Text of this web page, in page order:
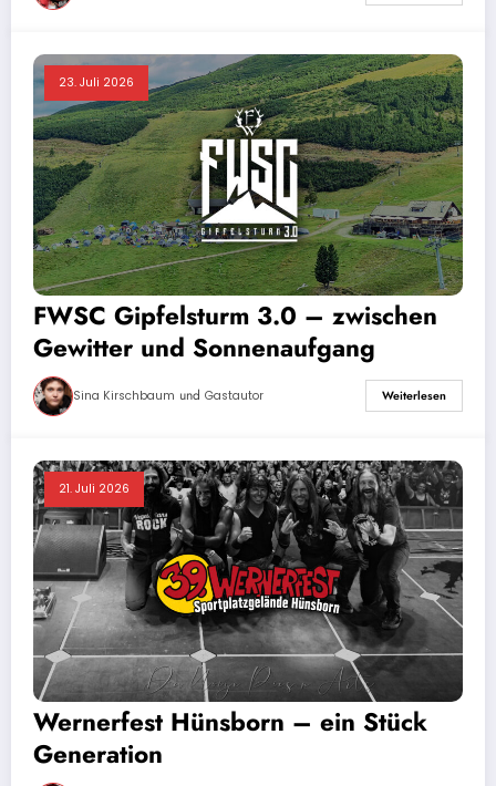
23. Juli 2026
FWSC Gipfelsturm 3.0 – zwischen
Gewitter und Sonnenaufgang
Sina Kirschbaum und Gastautor Weiterlesen
21. Juli 2026
Wernerfest Hünsborn – ein Stück
Generation